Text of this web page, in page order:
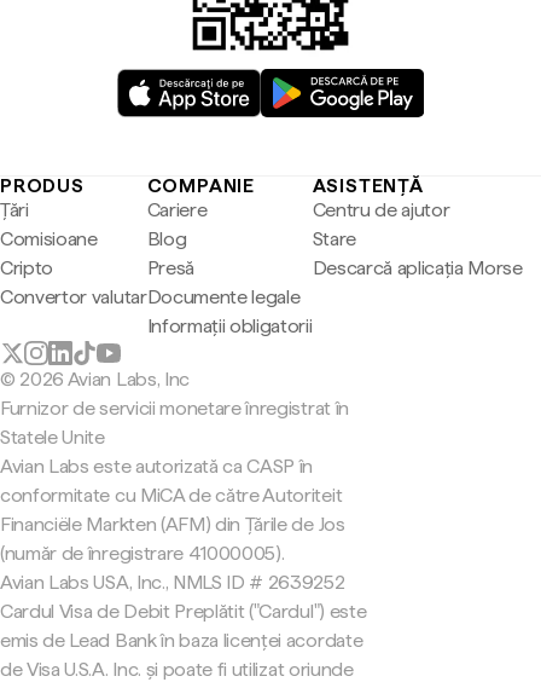
PRODUS
Țări
Comisioane
Cripto
Convertor valutar
COMPANIE
Cariere
Blog
Presă
Documente legale
Informații obligatorii
ASISTENȚĂ
Centru de ajutor
Stare
Descarcă aplicația Morse
© 2026 Avian Labs, Inc
Furnizor de servicii monetare înregistrat în
Statele Unite
Avian Labs este autorizată ca CASP în
conformitate cu MiCA de către Autoriteit
Financiële Markten (AFM) din Țările de Jos
(număr de înregistrare 41000005).
Avian Labs USA, Inc., NMLS ID # 2639252
Cardul Visa de Debit Preplătit ("Cardul") este
emis de Lead Bank în baza licenței acordate
de Visa U.S.A. Inc. și poate fi utilizat oriunde